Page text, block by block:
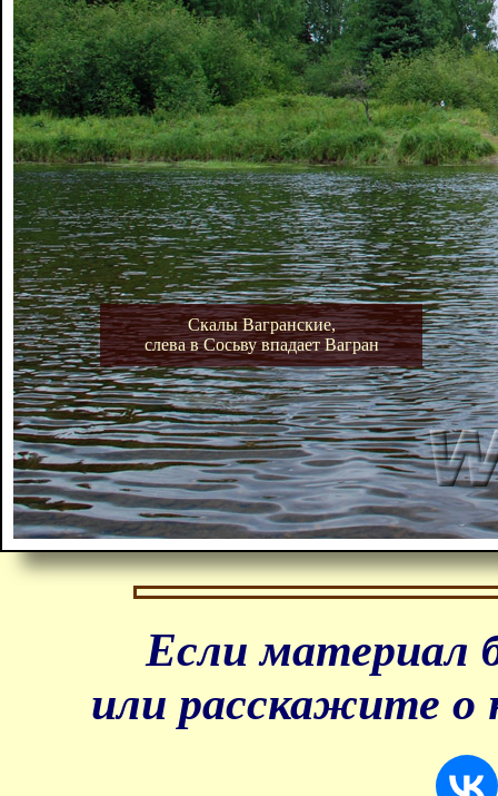
Скалы Вагранские,
слева в Сосьву впадает Вагран
Если материал
или расскажите о